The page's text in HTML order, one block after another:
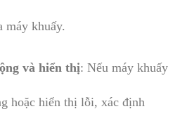
máy khuấy.
và hiển thị: Nếu máy khuấy
hoặc hiển thị lỗi, xác định